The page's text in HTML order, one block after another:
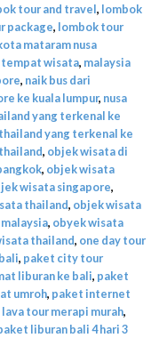
tour and travel, lombok
package, lombok tour
mataram nusa
tempat wisata, malaysia
, naik bus dari
ke kuala lumpur, nusa
yang terkenal ke
yang terkenal ke
, objek wisata di
, objek wisata
wisata singapore,
thailand, objek wisata
, obyek wisata
thailand, one day tour
, paket city tour
liburan ke bali, paket
umroh, paket internet
tour merapi murah,
liburan bali 4 hari 3